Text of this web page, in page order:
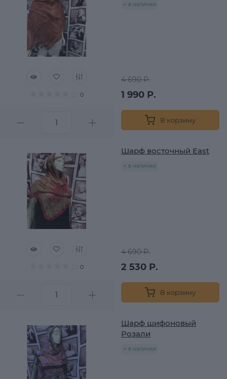
0
в наличии
4 690 Р.
1 990 Р.
В корзину
0
Шарф восточный East
в наличии
4 690 Р.
2 530 Р.
В корзину
Шарф шифоновый
Розали
в наличии